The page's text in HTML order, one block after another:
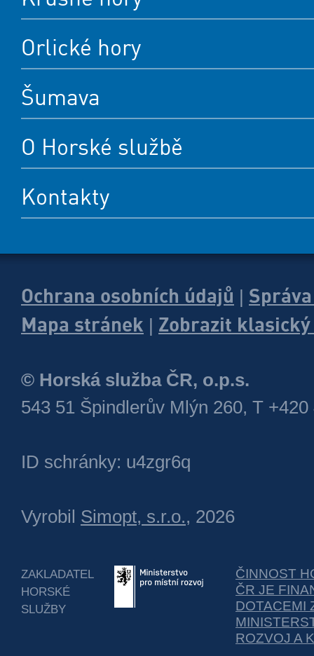
Orlické hory
Šumava
O Horské službě
Kontakty
Ochrana osobních údajů
Mapa stránek
Zobrazit
© Horská služba ČR, o.p.s.
543 51 Špindlerův Mlýn 260, T +420
ID schránky: u4zgr6q
Vyrobil Simopt, s.r.o., 2026
ZAKLADATEL
HORSKÉ
SLUŽBY
ČINNOST
ČR JE
DOTACEMI
ROZVOJ A